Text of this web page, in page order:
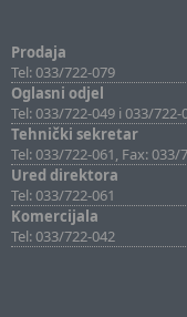
Prodaja
Tel: 033/722-079
Oglasni odjel
Tel: 033/722-049 i 033/
Tehnički sekretar
Tel: 033/722-061, Fax: 033/
Ured direktora
Tel: 033/722-061
Komercijala
Tel: 033/722-042